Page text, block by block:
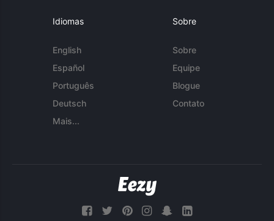
Idiomas
English
Español
Português
Deutsch
Mais...
Sobre
Sobre
Equipe
Blogue
Contato